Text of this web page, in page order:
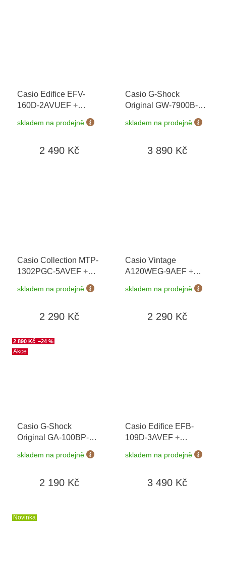
Casio Edifice EFV-
160D-2AVUEF +
možnost výměny do 90
dní + doprava zdarma
skladem na prodejně
2 490 Kč
Casio G-Shock
Original GW-7900B-
výměny do 90 dní +
skladem na prodejně
3 890 Kč
Casio Collection MTP-
1302PGC-5AVEF +
možnost výměny do 90
dní + doprava zdarma
skladem na prodejně
2 290 Kč
Casio Vintage
A120WEG-9AEF +
možnost výměny do 90
dní + doprava zdarma
skladem na prodejně
2 290 Kč
Akce
2 890 Kč –24 %
Casio G-Shock
Original GA-100BP-
Series+ možnost
doprava zdarma
skladem na prodejně
2 190 Kč
Casio Edifice EFB-
109D-3AVEF +
možnost výměny do 90
dní + doprava zdarma
skladem na prodejně
3 490 Kč
Novinka